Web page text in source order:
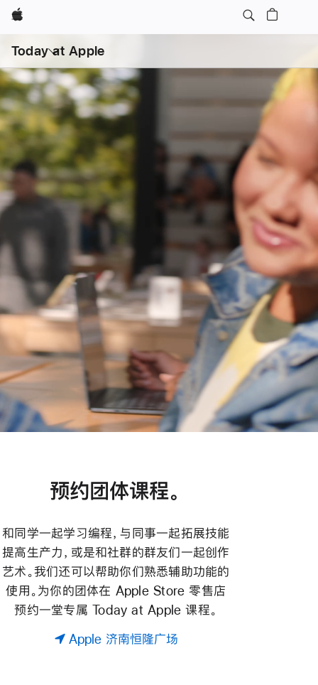
Apple
Today at Apple
单
预约团体课程。
和同学一起学习编程，与同事一起拓展技能
提高生产力，或是和社群的群友们一起创作
艺术。我们还可以帮助你们熟悉辅助功能的
使用。为你的团体在 Apple Store 零售店
预约一堂专属 Today at Apple 课程。
Apple 济南恒隆广场